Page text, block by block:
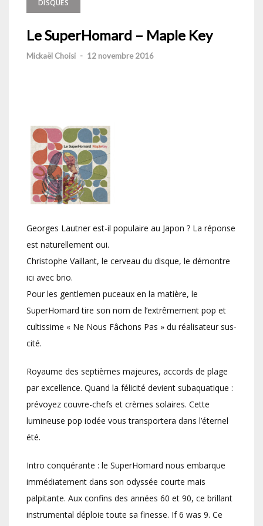
DISQUES
Le SuperHomard – Maple Key
Mickaël Choisi - 12 novembre 2016
Georges Lautner est-il populaire au Japon ? La réponse
est naturellement oui.
Christophe Vaillant, le cerveau du disque, le démontre
ici avec brio.
Pour les gentlemen puceaux en la matière, le
SuperHomard tire son nom de l’extrêmement pop et
cultissime « Ne Nous Fâchons Pas » du réalisateur sus-
cité.
Royaume des septièmes majeures, accords de plage
par excellence. Quand la félicité devient subaquatique :
prévoyez couvre-chefs et crèmes solaires. Cette
lumineuse pop iodée vous transportera dans l’éternel
été.
Intro conquérante : le SuperHomard nous embarque
immédiatement dans son odyssée courte mais
palpitante. Aux confins des années 60 et 90, ce brillant
instrumental déploie toute sa finesse. If 6 was 9. Ce